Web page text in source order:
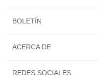
BOLETÍN
ACERCA DE
REDES SOCIALES